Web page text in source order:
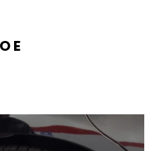
E BALANCEAMENTO
E